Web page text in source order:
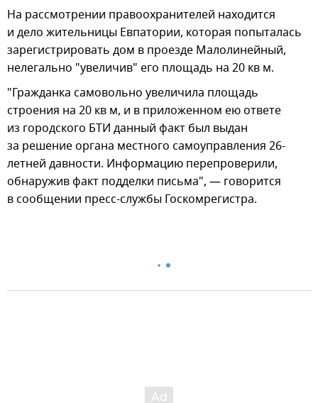
На рассмотрении правоохранителей находится
и дело жительницы Евпатории, которая попыталась
зарегистрировать дом в проезде Малолинейный,
нелегально "увеличив" его площадь на 20 кв м.
"Гражданка самовольно увеличила площадь
строения на 20 кв м, и в приложенном ею ответе
из городского БТИ данный факт был выдан
за решение органа местного самоуправления 26-
летней давности. Информацию перепроверили,
обнаружив факт подделки письма", — говорится
в сообщении пресс-службы Госкомрегистра.